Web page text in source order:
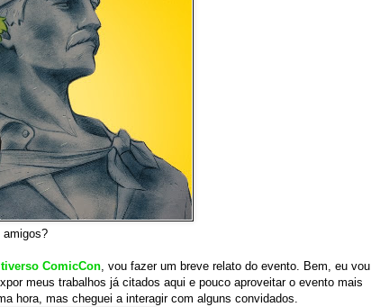
amigos?
ComicCon, vou fazer um breve relato do evento. Bem, eu vou
meus trabalhos já citados aqui e pouco aproveitar o evento mais
hora, mas cheguei a interagir com alguns convidados.